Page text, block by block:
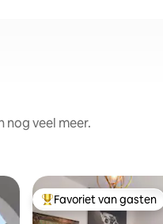
nog veel meer.
Topfavoriet van gasten
Favoriet van gasten